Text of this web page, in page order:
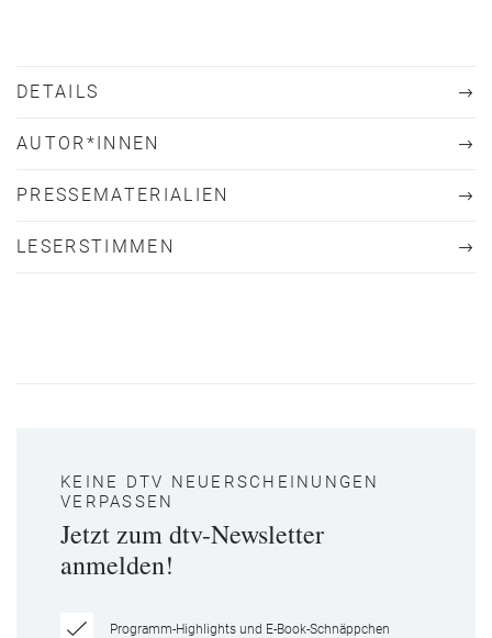
DETAILS
AUTOR*INNEN
PRESSEMATERIALIEN
LESERSTIMMEN
KEINE DTV NEUERSCHEINUNGEN
VERPASSEN
Jetzt zum dtv-Newsletter
anmelden!
Programm-Highlights und E-Book-Schnäppchen